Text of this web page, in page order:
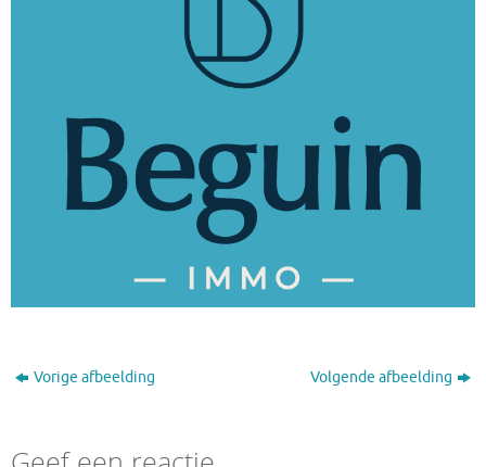
Vorige afbeelding Volgende afbeelding